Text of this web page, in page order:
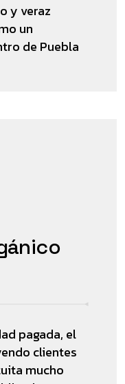
y veraz
un
de Puebla
pagada, el
clientes
mucho